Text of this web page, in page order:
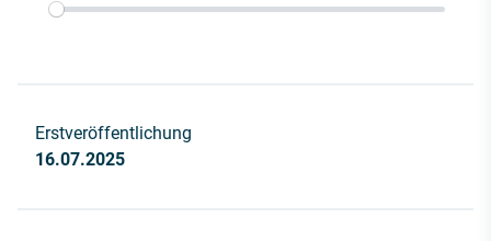
Erstveröffentlichung
16.07.2025